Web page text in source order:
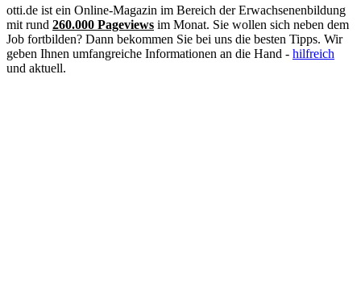
otti.de ist ein Online-Magazin im Bereich der Erwachsenenbildung
mit rund 260.000 Pageviews im Monat. Sie wollen sich neben dem
Job fortbilden? Dann bekommen Sie bei uns die besten Tipps. Wir
geben Ihnen umfangreiche Informationen an die Hand - hilfreich
und aktuell.